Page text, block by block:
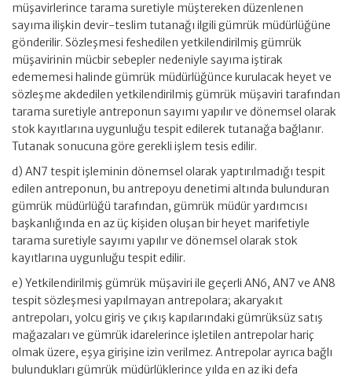
müşavirlerince tarama suretiyle müştereken düzenlenen
sayıma ilişkin devir-teslim tutanağı ilgili gümrük müdürlüğüne
gönderilir. Sözleşmesi feshedilen yetkilendirilmiş gümrük
müşavirinin mücbir sebepler nedeniyle sayıma iştirak
edememesi halinde gümrük müdürlüğünce kurulacak heyet ve
sözleşme akdedilen yetkilendirilmiş gümrük müşaviri tarafından
tarama suretiyle antreponun sayımı yapılır ve dönemsel olarak
stok kayıtlarına uygunluğu tespit edilerek tutanağa bağlanır.
Tutanak sonucuna göre gerekli işlem tesis edilir.
d) AN7 tespit işleminin dönemsel olarak yaptırılmadığı tespit
edilen antreponun, bu antrepoyu denetimi altında bulunduran
gümrük müdürlüğü tarafından, gümrük müdür yardımcısı
başkanlığında en az üç kişiden oluşan bir heyet marifetiyle
tarama suretiyle sayımı yapılır ve dönemsel olarak stok
kayıtlarına uygunluğu tespit edilir.
e) Yetkilendirilmiş gümrük müşaviri ile geçerli AN6, AN7 ve AN8
tespit sözleşmesi yapılmayan antrepolara; akaryakıt
antrepoları, yolcu giriş ve çıkış kapılarındaki gümrüksüz satış
mağazaları ve gümrük idarelerince işletilen antrepolar hariç
olmak üzere, eşya girişine izin verilmez. Antrepolar ayrıca bağlı
bulundukları gümrük müdürlüklerince yılda en az iki defa